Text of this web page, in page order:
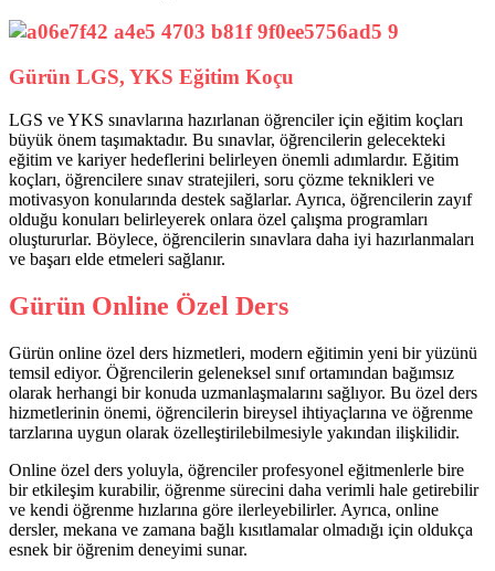
Gürün LGS, YKS Eğitim Koçu
LGS ve YKS sınavlarına hazırlanan öğrenciler için eğitim koçları
büyük önem taşımaktadır. Bu sınavlar, öğrencilerin gelecekteki
eğitim ve kariyer hedeflerini belirleyen önemli adımlardır. Eğitim
koçları, öğrencilere sınav stratejileri, soru çözme teknikleri ve
motivasyon konularında destek sağlarlar. Ayrıca, öğrencilerin zayıf
olduğu konuları belirleyerek onlara özel çalışma programları
oluştururlar. Böylece, öğrencilerin sınavlara daha iyi hazırlanmaları
ve başarı elde etmeleri sağlanır.
Gürün Online Özel Ders
Gürün online özel ders hizmetleri, modern eğitimin yeni bir yüzünü
temsil ediyor. Öğrencilerin geleneksel sınıf ortamından bağımsız
olarak herhangi bir konuda uzmanlaşmalarını sağlıyor. Bu özel ders
hizmetlerinin önemi, öğrencilerin bireysel ihtiyaçlarına ve öğrenme
tarzlarına uygun olarak özelleştirilebilmesiyle yakından ilişkilidir.
Online özel ders yoluyla, öğrenciler profesyonel eğitmenlerle bire
bir etkileşim kurabilir, öğrenme sürecini daha verimli hale getirebilir
ve kendi öğrenme hızlarına göre ilerleyebilirler. Ayrıca, online
dersler, mekana ve zamana bağlı kısıtlamalar olmadığı için oldukça
esnek bir öğrenim deneyimi sunar.